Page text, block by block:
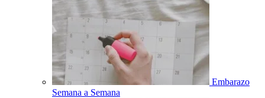
Embarazo
Semana a Semana